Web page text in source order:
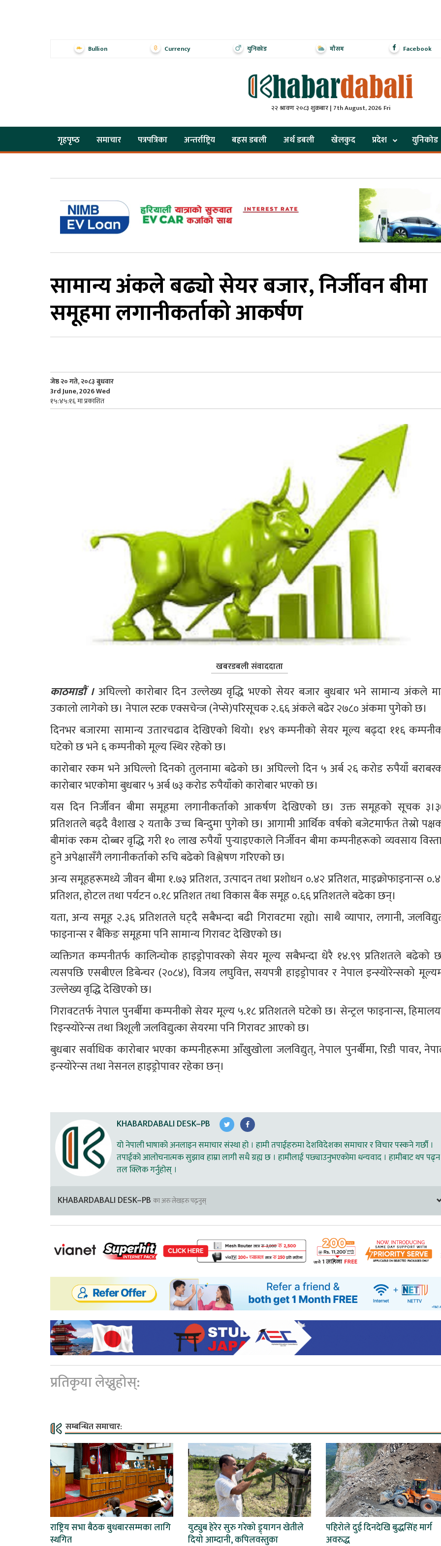
Bullion Currency युनिकोड मौसम Facebook
२२ श्रावण २०८३ शुक्रबार | 7th August, 2026 Fri
गृहपृष्‍ठ समाचार पत्रपत्रिका अन्तर्राष्ट्रिय बहस डबली अर्थ डबली खेलकुद प्रदेश युनिकोड
सामान्य अंकले बढ्यो सेयर बजार, निर्जीवन बीमा
समूहमा लगानीकर्ताको आकर्षण
जेष्ठ २० गते, २०८३ बुधवार
3rd June, 2026 Wed
१५:४५:१६ मा प्रकाशित
खबरडबली संवाददाता
काठमाडौं । अघिल्लो कारोबार दिन उल्लेख्य वृद्धि भएको सेयर बजार बुधबार भने सामान्य अंकले
उकालो लागेको छ। नेपाल स्टक एक्सचेन्ज (नेप्से)परिसूचक २.६६ अंकले बढेर २७८० अंकमा पुगेको छ।
दिनभर बजारमा सामान्य उतारचढाव देखिएको थियो। १४९ कम्पनीको सेयर मूल्य बढ्दा ११६
घटेको छ भने ६ कम्पनीको मूल्य स्थिर रहेको छ।
कारोबार रकम भने अघिल्लो दिनको तुलनामा बढेको छ। अघिल्लो दिन ५ अर्ब २६ करोड रुपैयाँ
कारोबार भएकोमा बुधबार ५ अर्ब ७३ करोड रुपैयाँको कारोबार भएको छ।
यस दिन निर्जीवन बीमा समूहमा लगानीकर्ताको आकर्षण देखिएको छ। उक्त समूहको सूचक
प्रतिशतले बढ्दै वैशाख २ यताकै उच्च बिन्दुमा पुगेको छ। आगामी आर्थिक वर्षको बजेटमार्फत तेस्रो
बीमांक रकम दोब्बर वृद्धि गरी १० लाख रुपैयाँ पुर्‍याइएकाले निर्जीवन बीमा कम्पनीहरूको व्यवसाय
हुने अपेक्षासँगै लगानीकर्ताको रुचि बढेको विश्लेषण गरिएको छ।
अन्य समूहहरूमध्ये जीवन बीमा १.७३ प्रतिशत, उत्पादन तथा प्रशोधन ०.४२ प्रतिशत, माइक्रोफाइनान्स
प्रतिशत, होटल तथा पर्यटन ०.१८ प्रतिशत तथा विकास बैंक समूह ०.६६ प्रतिशतले बढेका छन्।
यता, अन्य समूह २.३६ प्रतिशतले घट्दै सबैभन्दा बढी गिरावटमा रह्यो। साथै व्यापार, लगानी,
फाइनान्स र बैंकिङ समूहमा पनि सामान्य गिरावट देखिएको छ।
व्यक्तिगत कम्पनीतर्फ कालिन्चोक हाइड्रोपावरको सेयर मूल्य सबैभन्दा धेरै १४.९९ प्रतिशतले बढेको
त्यसपछि एसबीएल डिबेन्चर (२०८४), विजय लघुवित्त, सयपत्री हाइड्रोपावर र नेपाल इन्स्योरेन्सको
उल्लेख्य वृद्धि देखिएको छ।
गिरावटतर्फ नेपाल पुनर्बीमा कम्पनीको सेयर मूल्य ५.१८ प्रतिशतले घटेको छ। सेन्ट्रल फाइनान्स,
रिइन्स्योरेन्स तथा त्रिशूली जलविद्युत्का सेयरमा पनि गिरावट आएको छ।
बुधबार सर्वाधिक कारोबार भएका कम्पनीहरूमा आँखुखोला जलविद्युत्, नेपाल पुनर्बीमा, रिडी पावर,
इन्स्योरेन्स तथा नेसनल हाइड्रोपावर रहेका छन्।
KHABARDABALI DESK–PB
यो नेपाली भाषाको अनलाइन समाचार संस्था हो । हामी तपाईहरुमा देशविदेशका समाचार र विचार पस्कने गर्छौ ।
तपाईको आलोचनात्मक सुझाव हाम्रा लागी सधै ग्रह्य छ । हामीलाई पछ्याउनुभएकोमा धन्यवाद । हामीबाट थप पढ्न
तल क्लिक गर्नुहोस् ।
KHABARDABALI DESK–PB का अरु लेखहरु पढ्नुस्
प्रतिकृया लेख्नुहोस्:
सम्बन्धित समाचार:
राष्ट्रिय सभा बैठक बुधबारसम्मका लागि
स्थगित
युट्युब हेरेर सुरु गरेको ड्र्यागन खेतीले
दियो आम्दानी, कपिलवस्तुका
पहिरोले दुई दिनदेखि बुद्धसिंह मार्ग
अवरुद्ध